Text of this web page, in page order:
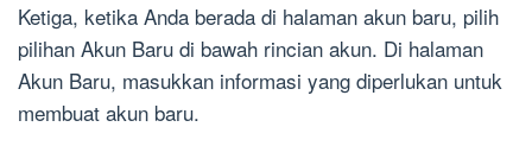
Ketiga, ketika Anda berada di halaman akun baru, pilih
pilihan Akun Baru di bawah rincian akun. Di halaman
Akun Baru, masukkan informasi yang diperlukan untuk
membuat akun baru.